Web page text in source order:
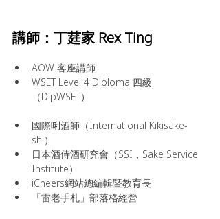
講師：丁莛家 Rex Ting
AOW 客座講師
WSET Level 4 Diploma 四級
（DipWSET）
國際唎酒師（International Kikisake-
shi）
日本酒侍酒研究會（SSI，Sake Service
Institute）
iCheers網站總編輯暨教育長
「雷老手札」部落格經營